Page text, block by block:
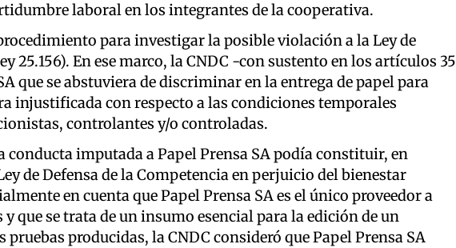
laboral en los integrantes de la cooperativa.
para investigar la posible violación a la Ley de
25.156). En ese marco, la CNDC -con sustento en los artículos 35
que se abstuviera de discriminar en la entrega de papel para
injustificada con respecto a las condiciones temporales
controlantes y/o controladas.
conducta imputada a Papel Prensa SA podía constituir, en
de Defensa de la Competencia en perjuicio del bienestar
en cuenta que Papel Prensa SA es el único proveedor a
que se trata de un insumo esencial para la edición de un
pruebas producidas, la CNDC consideró que Papel Prensa SA